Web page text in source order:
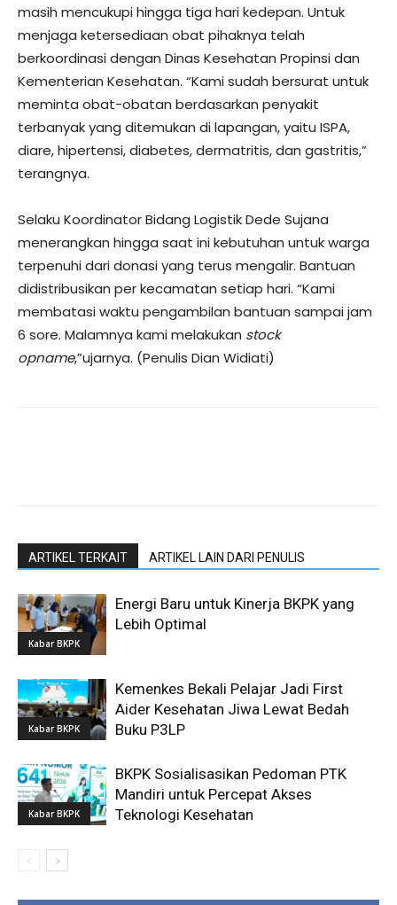
masih mencukupi hingga tiga hari kedepan. Untuk
menjaga ketersediaan obat pihaknya telah
berkoordinasi dengan Dinas Kesehatan Propinsi dan
Kementerian Kesehatan. “Kami sudah bersurat untuk
meminta obat-obatan berdasarkan penyakit
terbanyak yang ditemukan di lapangan, yaitu ISPA,
diare, hipertensi, diabetes, dermatritis, dan gastritis,”
terangnya.
Selaku Koordinator Bidang Logistik Dede Sujana
menerangkan hingga saat ini kebutuhan untuk warga
terpenuhi dari donasi yang terus mengalir. Bantuan
didistribusikan per kecamatan setiap hari. “Kami
membatasi waktu pengambilan bantuan sampai jam
6 sore. Malamnya kami melakukan stock
opname,”ujarnya. (Penulis Dian Widiati)
ARTIKEL TERKAIT ARTIKEL LAIN DARI PENULIS
Kabar BKPK
Energi Baru untuk Kinerja BKPK yang
Lebih Optimal
Kabar BKPK
Kemenkes Bekali Pelajar Jadi First
Aider Kesehatan Jiwa Lewat Bedah
Buku P3LP
Kabar BKPK
BKPK Sosialisasikan Pedoman PTK
Mandiri untuk Percepat Akses
Teknologi Kesehatan